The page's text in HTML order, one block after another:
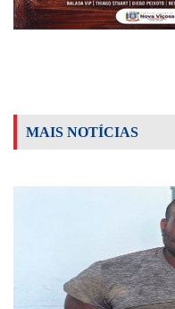
MAIS NOTÍCIAS